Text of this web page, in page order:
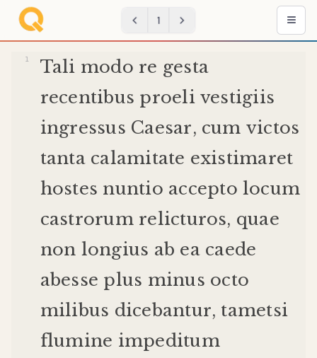
1
Tali modo re gesta
recentibus proeli vestigiis
ingressus Caesar, cum victos
tanta calamitate existimaret
hostes nuntio accepto locum
castrorum relicturos, quae
non longius ab ea caede
abesse plus minus octo
milibus dicebantur, tametsi
flumine impeditum